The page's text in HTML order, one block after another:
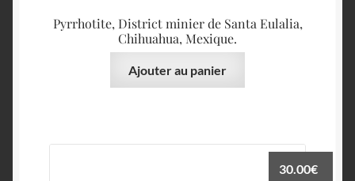
Pyrrhotite, District minier de Santa Eulalia,
Chihuahua, Mexique.
Ajouter au panier
30.00€